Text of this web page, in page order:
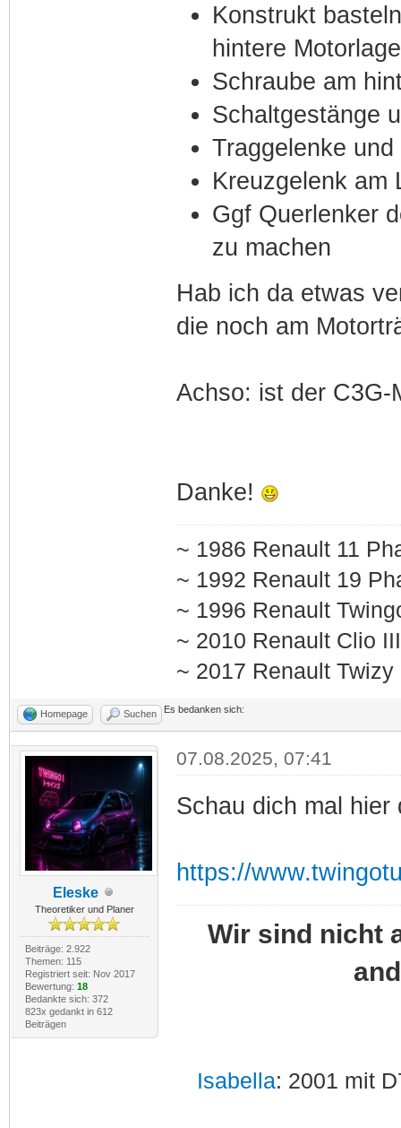
Konstrukt
hintere
Schraube am
Schaltgestänge
Traggelenke
Kreuzgelenk am
Ggf Querlenker
zu machen
Hab ich da etwas
die noch am
Achso: ist der C3G-
Danke!
~ 1986 Renault 11
~ 1992 Renault 19
~ 1996 Renault
~ 2010 Renault Clio
~ 2017 Renault
Homepage Suchen Es bedanken sich:
Eleske
Theoretiker und Planer
Beiträge: 2.922
Themen: 115
Registriert seit: Nov 2017
Bewertung: 18
Bedankte sich: 372
823x gedankt in 612
Beiträgen
07.08.2025, 07:41
Schau dich mal
https://
Wir sind nicht
Isabella: 2001 mit